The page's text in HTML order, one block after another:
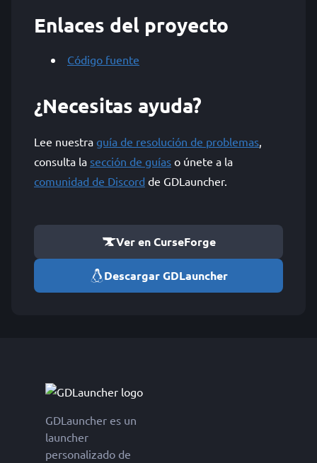
Enlaces del proyecto
Código fuente
¿Necesitas ayuda?
Lee nuestra guía de resolución de problemas,
consulta la sección de guías o únete a la
comunidad de Discord de GDLauncher.
Ver en CurseForge
Descargar GDLauncher
GDLauncher es un
launcher
personalizado de